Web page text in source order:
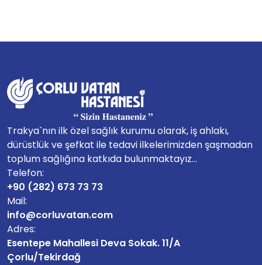
Trakya`nın ilk özel sağlık kurumu olarak, iş ahlakı,
dürüstlük ve şefkat ile tedavi ilkelerimizden şaşmadan
toplum sağlığına katkıda bulunmaktayız...
Telefon:
+90 (282) 673 73 73
Mail:
info@corluvatan.com
Adres:
Esentepe Mahallesi Deva Sokak. 11/A
Çorlu/Tekirdağ